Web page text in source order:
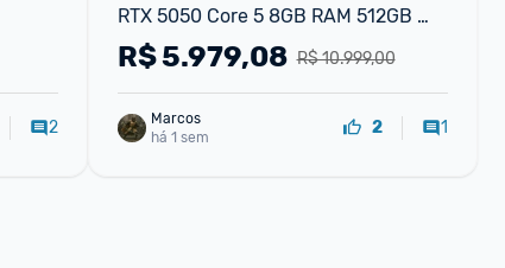
2
RTX 5050 Core 5 8GB RAM 512GB
SSD Linux 16" LCD LED FHD 144Hz
nível IPS - RP213
R$ 10.999,00
R$5.979,08
Marcos
há 1 sem
2 1